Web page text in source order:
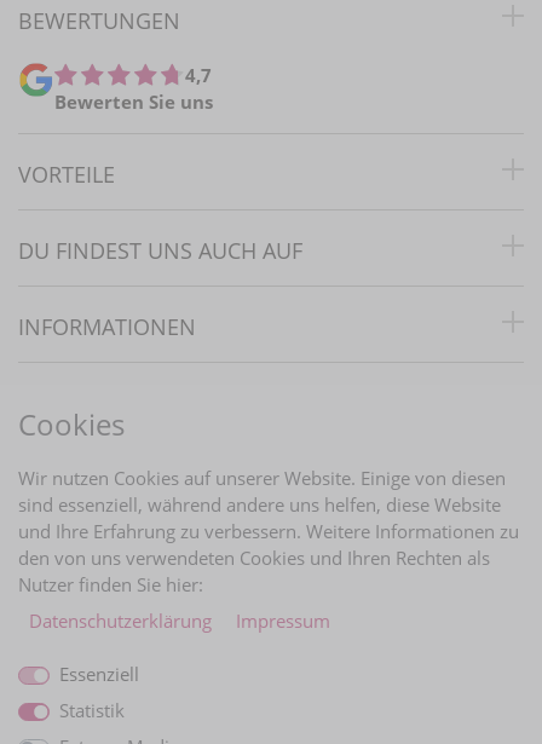
BEWERTUNGEN
4,7
Bewerten Sie uns
VORTEILE
DU FINDEST UNS AUCH AUF
INFORMATIONEN
BRAUTINFOS
ZAHLUNGARTEN
Cookies
Wir nutzen Cookies auf unserer Website. Einige von diesen
sind essenziell, während andere uns helfen, diese Website
und Ihre Erfahrung zu verbessern. Weitere Informationen zu
den von uns verwendeten Cookies und Ihren Rechten als
Nutzer finden Sie hier:
Daten­schutz­erklärung
Impressum
Essenziell
Statistik